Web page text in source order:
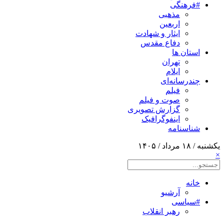
#فرهنگی
مذهبی
اربعین
ایثار و شهادت
دفاع مقدس
استان ها
تهران
ایلام
چندرسانه‌ای
فیلم
صوت و فیلم
گزارش تصویری
اینفوگرافیک
شناسنامه
یکشنبه / ۱۸ مرداد / ۱۴۰۵
×
خانه
آرشیو
#سیاسی
رهبر انقلاب